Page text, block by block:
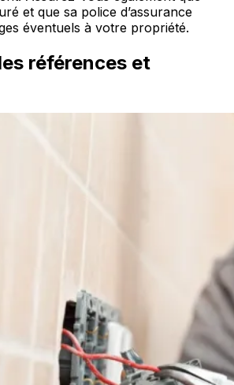
et que sa police d’assurance
éventuels à votre propriété.
références et